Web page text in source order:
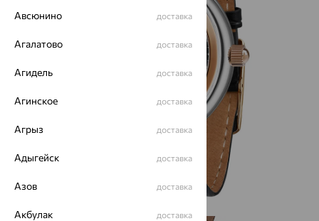
Авсюнино доставка
Агалатово доставка
Агидель доставка
Агинское доставка
Агрыз доставка
Адыгейск доставка
Азов доставка
Акбулак доставка